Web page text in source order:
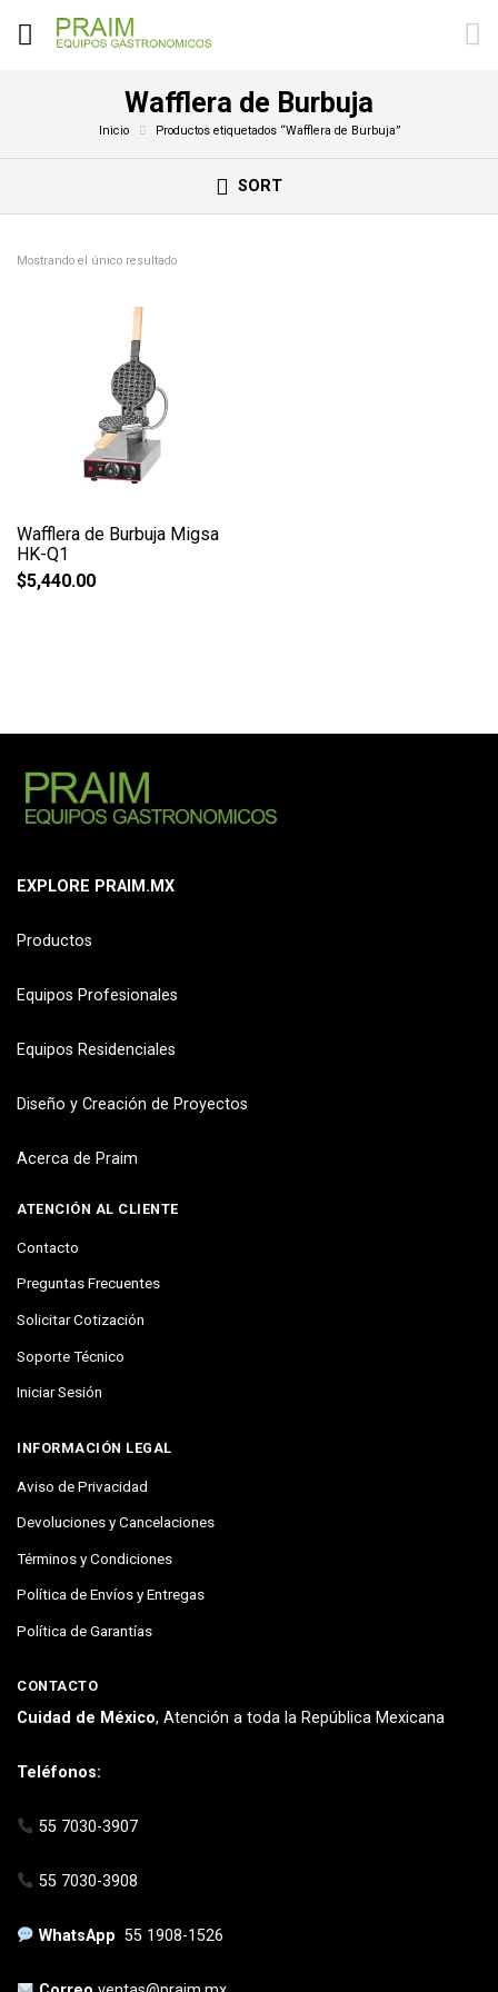
Wafflera de Burbuja
Inicio Productos etiquetados “Wafflera de Burbuja”
SORT
Mostrando el único resultado
Wafflera de Burbuja Migsa
HK-Q1
$5,440.00
EXPLORE PRAIM.MX
Productos
Equipos Profesionales
Equipos Residenciales
Diseño y Creación de Proyectos
Acerca de Praim
ATENCIÓN AL CLIENTE
Contacto
Preguntas Frecuentes
Solicitar Cotización
Soporte Técnico
Iniciar Sesión
INFORMACIÓN LEGAL
Aviso de Privacidad
Devoluciones y Cancelaciones
Términos y Condiciones
Política de Envíos y Entregas
Política de Garantías
CONTACTO
Cuidad de México, Atención a toda la República Mexicana
Teléfonos:
55 7030-3907
55 7030-3908
WhatsApp55 1908-1526